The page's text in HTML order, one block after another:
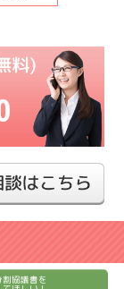
割協議書を